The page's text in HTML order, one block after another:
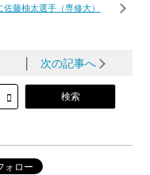
藤柚太選手（専修大）
次の記事へ